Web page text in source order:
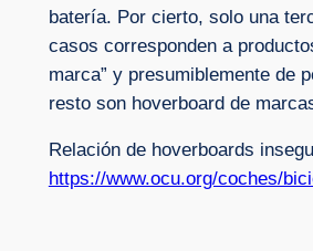
batería. Por cierto, solo una
casos corresponden a
marca” y presumiblemente de
resto son hoverboard de
Relación de hoverboards
https://www.ocu.org/coches/